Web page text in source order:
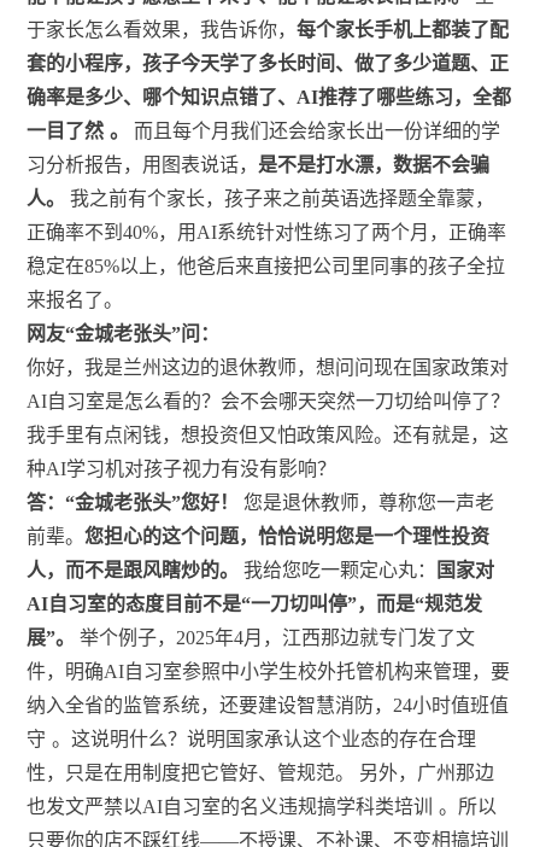
于家长怎么看效果，我告诉你，每个家长手机上都装了配
套的小程序，孩子今天学了多长时间、做了多少道题、正
确率是多少、哪个知识点错了、AI推荐了哪些练习，全都
一目了然 。
而且每个月我们还会给家长出一份详细的学
习分析报告，用图表说话， 是不是打水漂，数据不会骗
人。
我之前有个家长，孩子来之前英语选择题全靠蒙，
正确率不到40%，用AI系统针对性练习了两个月，正确率
稳定在85%以上，他爸后来直接把公司里同事的孩子全拉
来报名了。
网友“金城老张头”问：
你好，我是兰州这边的退休教师，想问问现在国家政策对
AI自习室是怎么看的？会不会哪天突然一刀切给叫停了？
我手里有点闲钱，想投资但又怕政策风险。还有就是，这
种AI学习机对孩子视力有没有影响？
答：“金城老张头”您好！
您是退休教师，尊称您一声老
前辈。您担心的这个问题，恰恰说明您是一个理性投资
人，而不是跟风瞎炒的。
我给您吃一颗定心丸：
国家对
AI自习室的态度目前不是“一刀切叫停”，而是“规范发
展”。
举个例子，2025年4月，江西那边就专门发了文
件，明确AI自习室参照中小学生校外托管机构来管理，要
纳入全省的监管系统，还要建设智慧消防，24小时值班值
守 。这说明什么？说明国家承认这个业态的存在合理
性，只是在用制度把它管好、管规范。 另外，广州那边
也发文严禁以AI自习室的名义违规搞学科类培训
。所以
只要你的店不踩红线——不授课、不补课、不变相搞培训